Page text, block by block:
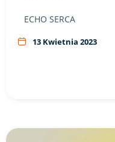
ECHO SERCA
13 Kwietnia 2023
Link do artykułu